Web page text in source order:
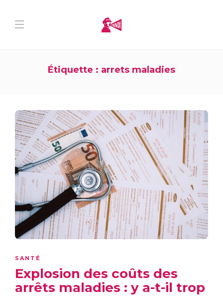
Étiquette : arrets maladies
SANTÉ
Explosion des coûts des
arrêts maladies : y a-t-il trop